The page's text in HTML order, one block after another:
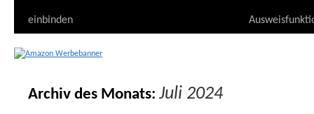
einbinden
Archiv des Monats: Juli 2024